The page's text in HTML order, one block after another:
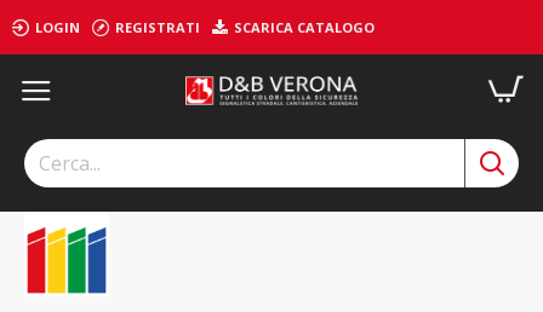
LOGIN REGISTRATI SCARICA CATALOGO